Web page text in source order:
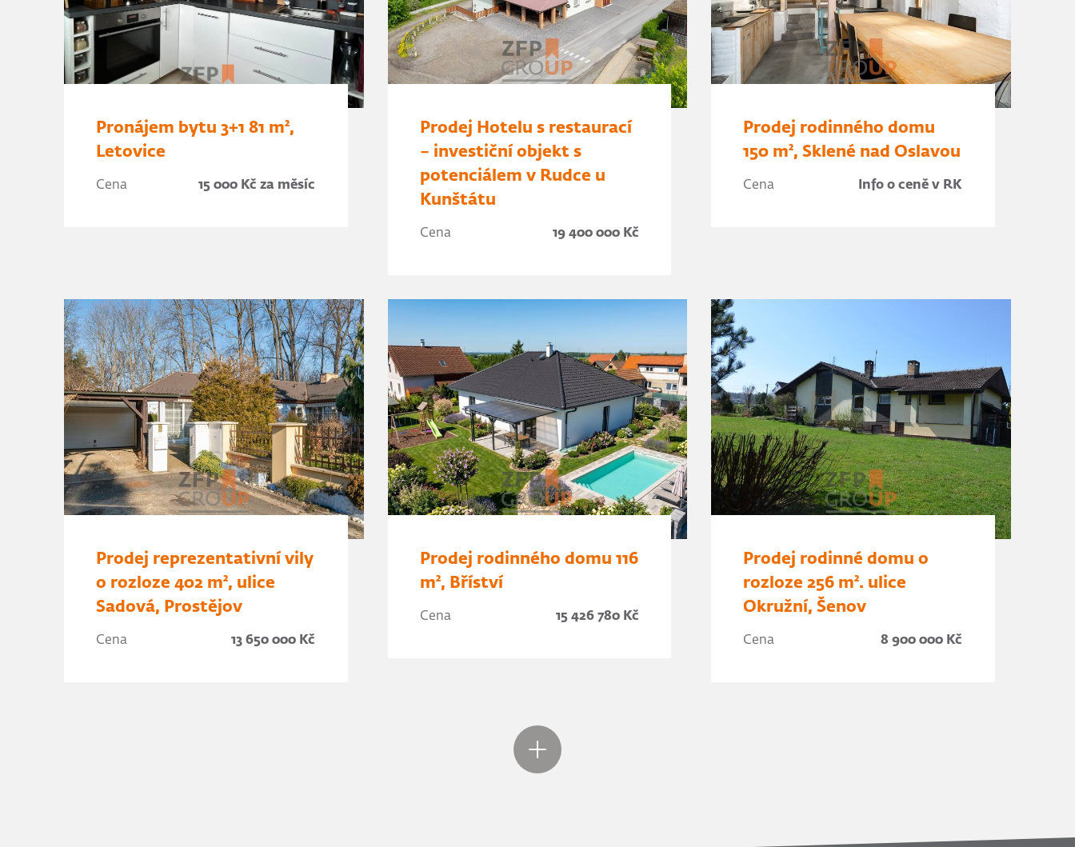
Pronájem bytu 3+1 81 m²,
Letovice
Cena 15 000 Kč za měsíc
Prodej Hotelu s restaurací
– investiční objekt s
potenciálem v Rudce u
Kunštátu
Cena 19 400 000 Kč
Prodej rodinného domu
150 m², Sklené nad Oslavou
Cena Info o ceně v RK
Prodej reprezentativní vily
o rozloze 402 m², ulice
Sadová, Prostějov
Cena 13 650 000 Kč
Prodej rodinného domu 116
m², Bříství
Cena 15 426 780 Kč
Prodej rodinné domu o
rozloze 256 m². ulice
Okružní, Šenov
Cena 8 900 000 Kč